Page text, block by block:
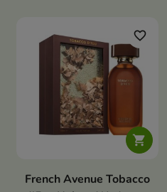

favorite_border
French Avenue Tobacco